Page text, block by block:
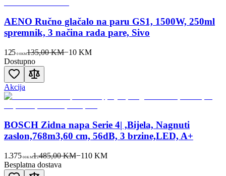
AENO Ručno glačalo na paru GS1, 1500W, 250ml
spremnik, 3 načina rada pare, Sivo
125 00KM135,00 KM−10 KM
Dostupno
Akcija
BOSCH Zidna napa Serie 4| ,Bijela, Nagnuti
zaslon,768m3,60 cm, 56dB, 3 brzine,LED, A+
1.375 00KM1.485,00 KM−110KM
Besplatna dostava